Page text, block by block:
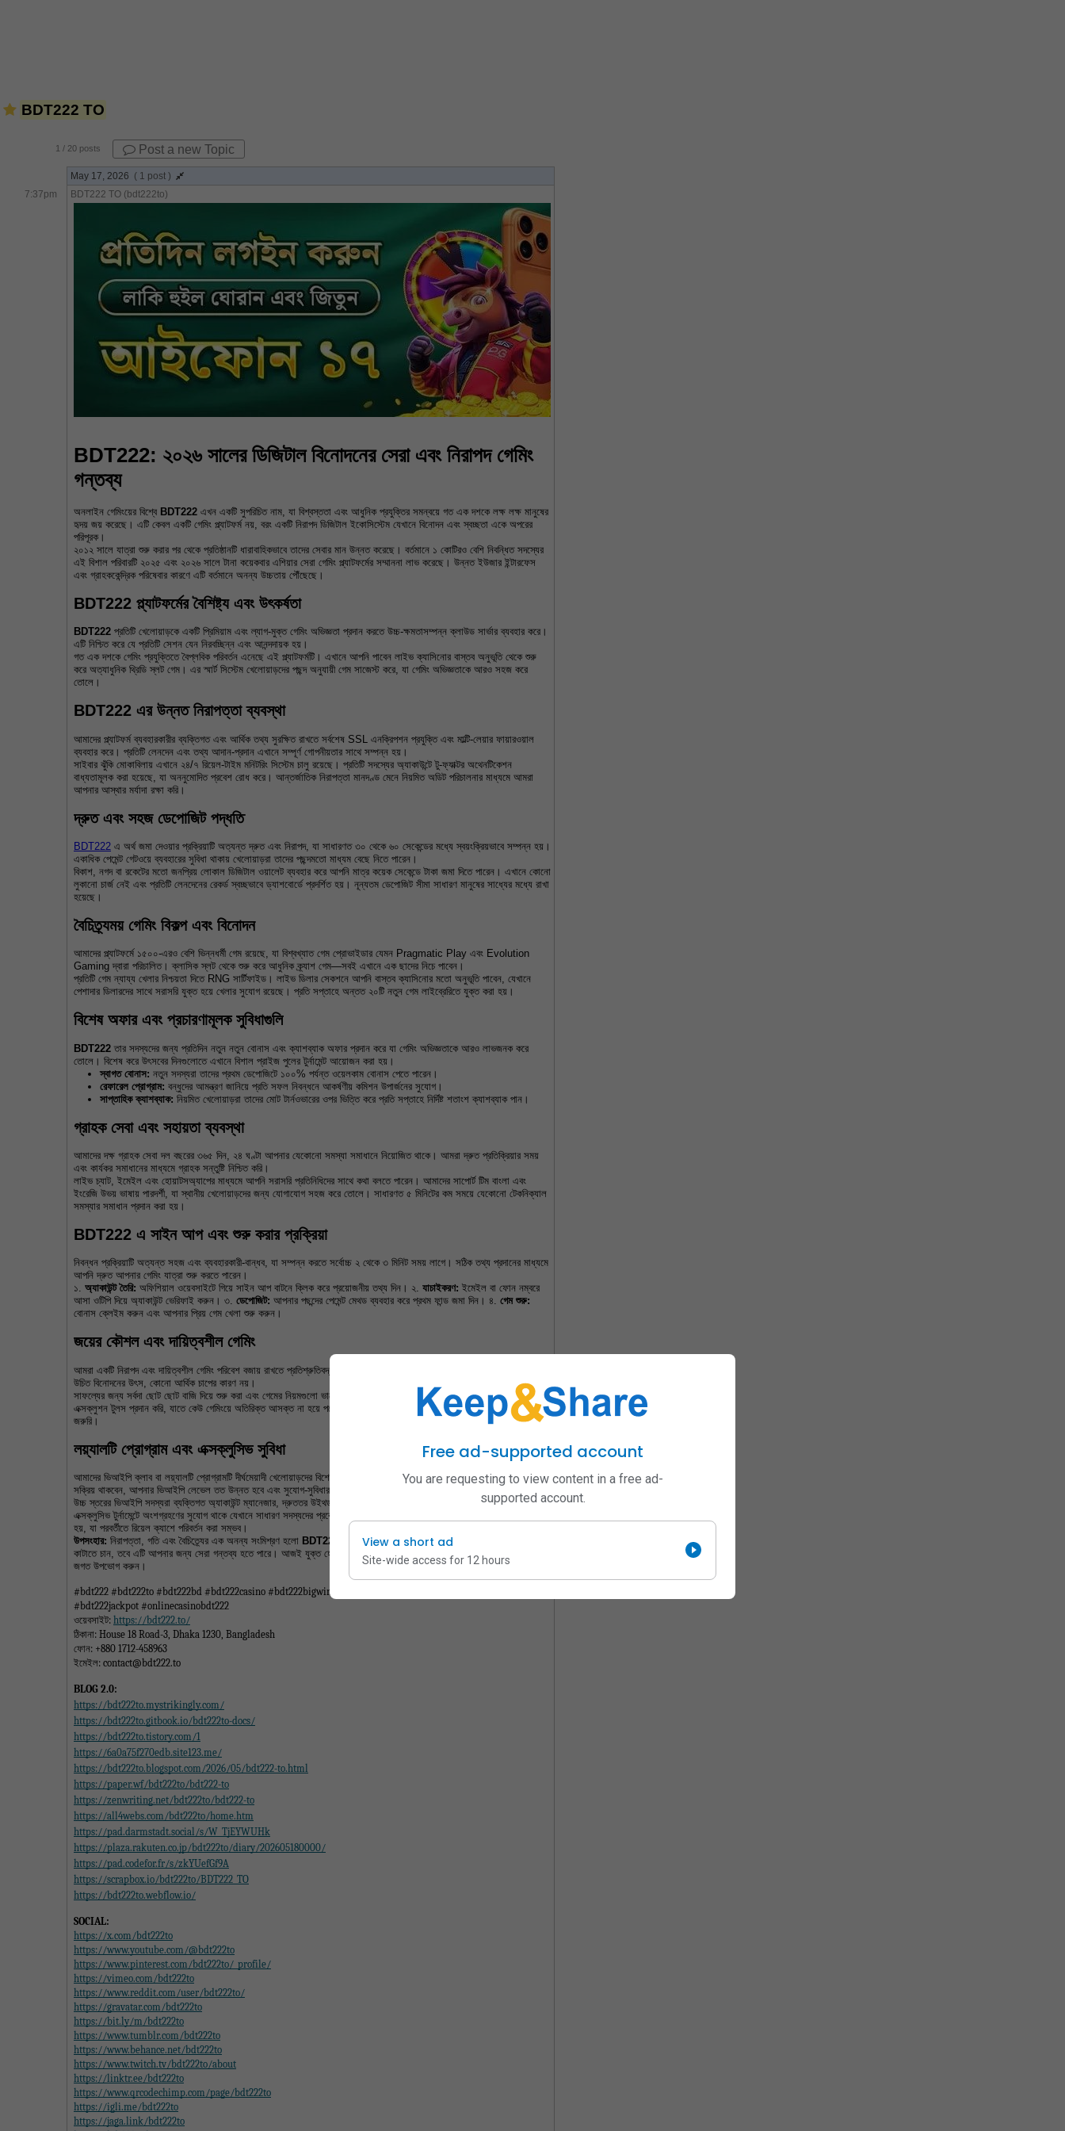
BDT222 TO
1 / 20 posts Post a new Topic
May 17, 2026 ( 1 post )
7:37pm
BDT222 TO (bdt222to)
BDT222: ২০২৬ সালের ডিজিটাল বিনোদনের সেরা এবং নিরাপদ গেমিং
গন্তব্য
অনলাইন গেমিংয়ের বিশ্বে BDT222 এখন একটি সুপরিচিত নাম, যা বিশ্বস্ততা এবং আধুনিক প্রযুক্তির সমন্বয়ে গত এক দশকে লক্ষ লক্ষ মানুষের
হৃদয় জয় করেছে। এটি কেবল একটি গেমিং প্ল্যাটফর্ম নয়, বরং একটি নিরাপদ ডিজিটাল ইকোসিস্টেম যেখানে বিনোদন এবং স্বচ্ছতা একে অপরের
পরিপূরক।
২০১২ সালে যাত্রা শুরু করার পর থেকে প্রতিষ্ঠানটি ধারাবাহিকভাবে তাদের সেবার মান উন্নত করেছে। বর্তমানে ১ কোটিরও বেশি নিবন্ধিত সদস্যের
এই বিশাল পরিবারটি ২০২৫ এবং ২০২৬ সালে টানা কয়েকবার এশিয়ার সেরা গেমিং প্ল্যাটফর্মের সম্মাননা লাভ করেছে। উন্নত ইউজার ইন্টারফেস
এবং গ্রাহককেন্দ্রিক পরিষেবার কারণে এটি বর্তমানে অনন্য উচ্চতায় পৌঁছেছে।
BDT222 প্ল্যাটফর্মের বৈশিষ্ট্য এবং উৎকর্ষতা
BDT222 প্রতিটি খেলোয়াড়কে একটি প্রিমিয়াম এবং ল্যাগ-মুক্ত গেমিং অভিজ্ঞতা প্রদান করতে উচ্চ-ক্ষমতাসম্পন্ন ক্লাউড সার্ভার ব্যবহার করে।
এটি নিশ্চিত করে যে প্রতিটি সেশন যেন নিরবচ্ছিন্ন এবং আনন্দদায়ক হয়।
গত এক দশকে গেমিং প্রযুক্তিতে বৈপ্লবিক পরিবর্তন এনেছে এই প্ল্যাটফর্মটি। এখানে আপনি পাবেন লাইভ ক্যাসিনোর বাস্তব অনুভূতি থেকে শুরু
করে অত্যাধুনিক থ্রিডি স্লট গেম। এর স্মার্ট সিস্টেম খেলোয়াড়দের পছন্দ অনুযায়ী গেম সাজেস্ট করে, যা গেমিং অভিজ্ঞতাকে আরও সহজ করে
তোলে।
BDT222 এর উন্নত নিরাপত্তা ব্যবস্থা
আমাদের প্ল্যাটফর্ম ব্যবহারকারীর ব্যক্তিগত এবং আর্থিক তথ্য সুরক্ষিত রাখতে সর্বশেষ SSL এনক্রিপশন প্রযুক্তি এবং মাল্টি-লেয়ার ফায়ারওয়াল
ব্যবহার করে। প্রতিটি লেনদেন এবং তথ্য আদান-প্রদান এখানে সম্পূর্ণ গোপনীয়তার সাথে সম্পন্ন হয়।
সাইবার ঝুঁকি মোকাবিলায় এখানে ২৪/৭ রিয়েল-টাইম মনিটরিং সিস্টেম চালু রয়েছে। প্রতিটি সদস্যের অ্যাকাউন্টে টু-ফ্যাক্টর অথেনটিকেশন
বাধ্যতামূলক করা হয়েছে, যা অননুমোদিত প্রবেশ রোধ করে। আন্তর্জাতিক নিরাপত্তা মানদণ্ড মেনে নিয়মিত অডিট পরিচালনার মাধ্যমে আমরা
আপনার আস্থার মর্যাদা রক্ষা করি।
দ্রুত এবং সহজ ডেপোজিট পদ্ধতি
BDT222 এ অর্থ জমা দেওয়ার প্রক্রিয়াটি অত্যন্ত দ্রুত এবং নিরাপদ, যা সাধারণত ৩০ থেকে ৬০ সেকেন্ডের মধ্যে স্বয়ংক্রিয়ভাবে সম্পন্ন হয়।
একাধিক পেমেন্ট গেটওয়ে ব্যবহারের সুবিধা থাকায় খেলোয়াড়রা তাদের পছন্দমতো মাধ্যম বেছে নিতে পারেন।
বিকাশ, নগদ বা রকেটের মতো জনপ্রিয় লোকাল ডিজিটাল ওয়ালেট ব্যবহার করে আপনি মাত্র কয়েক সেকেন্ডে টাকা জমা দিতে পারেন। এখানে কোনো
লুকানো চার্জ নেই এবং প্রতিটি লেনদেনের রেকর্ড স্বচ্ছভাবে ড্যাশবোর্ডে প্রদর্শিত হয়। নূন্যতম ডেপোজিট সীমা সাধারণ মানুষের সাধ্যের মধ্যে রাখা
হয়েছে।
বৈচিত্র্যময় গেমিং বিকল্প এবং বিনোদন
আমাদের প্ল্যাটফর্মে ১৫০০-এরও বেশি ভিন্নধর্মী গেম রয়েছে, যা বিশ্বখ্যাত গেম প্রোভাইডার যেমন Pragmatic Play এবং Evolution
Gaming দ্বারা পরিচালিত। ক্লাসিক স্লট থেকে শুরু করে আধুনিক ক্র্যাশ গেম—সবই এখানে এক ছাদের নিচে পাবেন।
প্রতিটি গেম ন্যায্য খেলার নিশ্চয়তা দিতে RNG সার্টিফাইড। লাইভ ডিলার সেকশনে আপনি বাস্তব ক্যাসিনোর মতো অনুভূতি পাবেন, যেখানে
পেশাদার ডিলারদের সাথে সরাসরি যুক্ত হয়ে খেলার সুযোগ রয়েছে। প্রতি সপ্তাহে অন্তত ২০টি নতুন গেম লাইব্রেরিতে যুক্ত করা হয়।
বিশেষ অফার এবং প্রচারণামূলক সুবিধাগুলি
BDT222 তার সদস্যদের জন্য প্রতিদিন নতুন নতুন বোনাস এবং ক্যাশব্যাক অফার প্রদান করে যা গেমিং অভিজ্ঞতাকে আরও লাভজনক করে
তোলে। বিশেষ করে উৎসবের দিনগুলোতে এখানে বিশাল প্রাইজ পুলের টুর্নামেন্ট আয়োজন করা হয়।
স্বাগত বোনাস: নতুন সদস্যরা তাদের প্রথম ডেপোজিটে ১০০% পর্যন্ত ওয়েলকাম বোনাস পেতে পারেন।
রেফারেল প্রোগ্রাম: বন্ধুদের আমন্ত্রণ জানিয়ে প্রতি সফল নিবন্ধনে আকর্ষণীয় কমিশন উপার্জনের সুযোগ।
সাপ্তাহিক ক্যাশব্যাক: নিয়মিত খেলোয়াড়রা তাদের মোট টার্নওভারের ওপর ভিত্তি করে প্রতি সপ্তাহে নির্দিষ্ট শতাংশ ক্যাশব্যাক পান।
গ্রাহক সেবা এবং সহায়তা ব্যবস্থা
আমাদের দক্ষ গ্রাহক সেবা দল বছরের ৩৬৫ দিন, ২৪ ঘণ্টা আপনার যেকোনো সমস্যা সমাধানে নিয়োজিত থাকে। আমরা দ্রুত প্রতিক্রিয়ার সময়
এবং কার্যকর সমাধানের মাধ্যমে গ্রাহক সন্তুষ্টি নিশ্চিত করি।
লাইভ চ্যাট, ইমেইল এবং হোয়াটসঅ্যাপের মাধ্যমে আপনি সরাসরি প্রতিনিধিদের সাথে কথা বলতে পারেন। আমাদের সাপোর্ট টিম বাংলা এবং
ইংরেজি উভয় ভাষায় পারদর্শী, যা স্থানীয় খেলোয়াড়দের জন্য যোগাযোগ সহজ করে তোলে। সাধারণত ৫ মিনিটের কম সময়ে যেকোনো টেকনিক্যাল
সমস্যার সমাধান প্রদান করা হয়।
BDT222 এ সাইন আপ এবং শুরু করার প্রক্রিয়া
নিবন্ধন প্রক্রিয়াটি অত্যন্ত সহজ এবং ব্যবহারকারী-বান্ধব, যা সম্পন্ন করতে সর্বোচ্চ ২ থেকে ৩ মিনিট সময় লাগে। সঠিক তথ্য প্রদানের মাধ্যমে
আপনি দ্রুত আপনার গেমিং যাত্রা শুরু করতে পারেন।
১. অ্যাকাউন্ট তৈরি: অফিশিয়াল ওয়েবসাইটে গিয়ে সাইন আপ বাটনে ক্লিক করে প্রয়োজনীয় তথ্য দিন। ২. যাচাইকরণ: ইমেইল বা ফোন নম্বরে
আসা ওটিপি দিয়ে অ্যাকাউন্ট ভেরিফাই করুন। ৩. ডেপোজিট: আপনার পছন্দের পেমেন্ট মেথড ব্যবহার করে প্রথম ফান্ড জমা দিন। ৪. গেম শুরু:
বোনাস ক্লেইম করুন এবং আপনার প্রিয় গেম খেলা শুরু করুন।
জয়ের কৌশল এবং দায়িত্বশীল গেমিং
আমরা একটি নিরাপদ এবং দায়িত্বশীল গেমিং পরিবেশ বজায় রাখতে প্রতিশ্রুতিবদ্ধ এবং খেলোয়াড়দের বাজেট নিয়ন্ত্রণের পরামর্শ দিই। গেমিং হওয়া
উচিত বিনোদনের উৎস, কোনো আর্থিক চাপের কারণ নয়।
সাফল্যের জন্য সর্বদা ছোট ছোট বাজি দিয়ে শুরু করা এবং গেমের নিয়মগুলো ভালোভাবে বুঝে নেওয়া প্রয়োজন। আমরা সদস্যদের জন্য সেলফ-
এক্সক্লুশন টুলস প্রদান করি, যাতে কেউ গেমিংয়ে অতিরিক্ত আসক্ত না হয়ে পড়েন। মানসিক স্বাস্থ্য সুরক্ষায় নিয়মিত বিরতি নেওয়া অত্যন্ত
জরুরি।
লয়্যালটি প্রোগ্রাম এবং এক্সক্লুসিভ সুবিধা
আমাদের ভিআইপি ক্লাব বা লয়্যালটি প্রোগ্রামটি দীর্ঘমেয়াদী খেলোয়াড়দের বিশেষ মর্যাদা প্রদানের জন্য ডিজাইন করা হয়েছে। আপনি যত বেশি
সক্রিয় থাকবেন, আপনার ভিআইপি লেভেল তত উন্নত হবে এবং সুযোগ-সুবিধার পরিমাণ বাড়বে।
উচ্চ স্তরের ভিআইপি সদস্যরা ব্যক্তিগত অ্যাকাউন্ট ম্যানেজার, দ্রুততর উইথড্রয়াল সুবিধা এবং জন্মদিনে বিশেষ উপহার লাভ করেন। এছাড়াও,
এক্সক্লুসিভ টুর্নামেন্টে অংশগ্রহণের সুযোগ থাকে যেখানে সাধারণ সদস্যদের প্রবেশাধিকার নেই। আপনার প্রতিটি বাজি এখানে পয়েন্টে রূপান্তরিত
হয়, যা পরবর্তীতে রিয়েল ক্যাশে পরিবর্তন করা সম্ভব।
উপসংহার: নিরাপত্তা, গতি এবং বৈচিত্র্যের এক অনন্য সংমিশ্রণ হলো BDT222
। আপনি যদি একটি বিশ্বস্ত প্ল্যাটফর্মে আপনার অবসর সময়
কাটাতে চান, তবে এটি আপনার জন্য সেরা গন্তব্য হতে পারে। আজই যুক্ত হোন এবং উন্নত প্রযুক্তির সাথে অনলাইন বিনোদনের এক নতুন
জগত উপভোগ করুন।
#bdt222 #bdt222to #bdt222bd #bdt222casino #bdt222bigwin #bdt222slots #bdt222taka #bdt222bkash
#bdt222jackpot #onlinecasinobdt222
ওয়েবসাইট: https://bdt222.to/
ঠিকানা: House 18 Road-3, Dhaka 1230, Bangladesh
ফোন: +880 1712-458963
ইমেইল: contact@bdt222.to
BLOG 2.0:
https://bdt222to.mystrikingly.com/
https://bdt222to.gitbook.io/bdt222to-docs/
https://bdt222to.tistory.com/1
https://6a0a75f270edb.site123.me/
https://bdt222to.blogspot.com/2026/05/bdt222-to.html
https://paper.wf/bdt222to/bdt222-to
https://zenwriting.net/bdt222to/bdt222-to
https://all4webs.com/bdt222to/home.htm
https://pad.darmstadt.social/s/W_TjEYWUHk
https://plaza.rakuten.co.jp/bdt222to/diary/202605180000/
https://pad.codefor.fr/s/zkYUefGf9A
https://scrapbox.io/bdt222to/BDT222_TO
https://bdt222to.webflow.io/
SOCIAL:
https://x.com/bdt222to
https://www.youtube.com/@bdt222to
https://www.pinterest.com/bdt222to/_profile/
https://vimeo.com/bdt222to
https://www.reddit.com/user/bdt222to/
https://gravatar.com/bdt222to
https://bit.ly/m/bdt222to
https://www.tumblr.com/bdt222to
https://www.behance.net/bdt222to
https://www.twitch.tv/bdt222to/about
https://linktr.ee/bdt222to
https://www.qrcodechimp.com/page/bdt222to
https://igli.me/bdt222to
https://jaga.link/bdt222to
Free ad-supported account
You are requesting to view content in a free ad-
supported account.
View a short ad
Site-wide access for 12 hours